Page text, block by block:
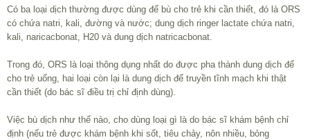
Có ba loại dịch thường được dùng để bù cho trẻ khi cần thiết, đó là ORS
có chứa natri, kali, đường và nước; dung dịch ringer lactate chứa natri,
kali, naricacbonat, H20 và dung dịch natricacbonat.
Trong đó, ORS là loại thông dụng nhất do được pha thành dung dịch để
cho trẻ uống, hai loại còn lại là dung dịch để truyền tĩnh mạch khi thật
cần thiết (do bác sĩ điều trị chỉ định dùng).
Việc bù dịch như thế nào, cho dùng loại gì là do bác sĩ khám bệnh chỉ
định (nếu trẻ được khám bệnh khi sốt, tiêu chảy, nôn nhiều, bỏng